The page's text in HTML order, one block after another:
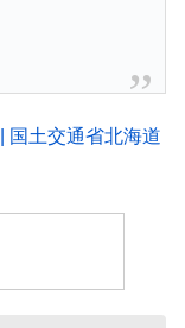
国土交通省北海道